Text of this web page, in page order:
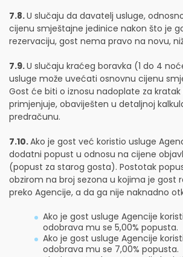
7.8.U slučaju da davatelj usluge,
cijenu smještajne jedinice nakon što je
rezervaciju, gost nema pravo na novu,
7.9.U slučaju kraćeg boravka (1 do 4
usluge može uvećati osnovnu cijenu
Gost će biti o iznosu nadoplate za kratak
primjenjuje, obaviješten u detaljnoj
predračunu.
7.10.Ako je gost već koristio usluge
dodatni popust u odnosu na cijene
(popust za starog gosta). Postotak
obzirom na broj sezona u kojima je gost
preko Agencije, a da ga nije naknadno
Ako je gost usluge Agencije
odobrava mu se 5,00% popusta.
Ako je gost usluge Agencije
odobrava mu se 7,00% popusta.